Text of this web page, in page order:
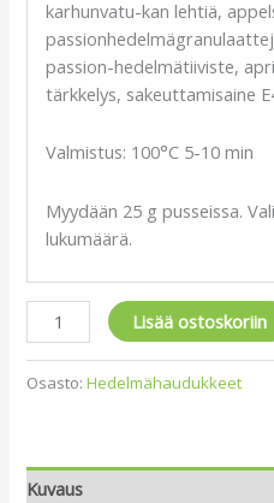
karhunvatu-kan lehtiä,
passion-hedelmätiiviste,
tärkkelys, sakeuttamisaine
Valmistus: 100°C 5-10 min
Myydään 25 g pusseissa.
lukumäärä.
Lisää ostoskoriin
Osasto:Hedelmähaudukkeet
Kuvaus